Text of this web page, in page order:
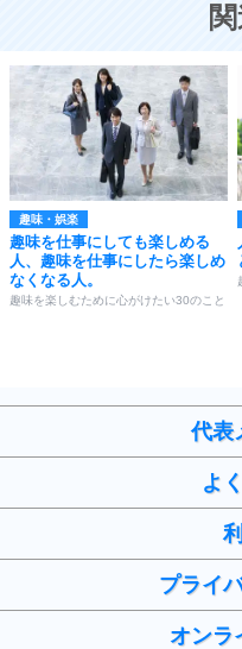
趣味・娯楽
趣味を仕事にしても楽しめる
人、趣味を仕事にしたら楽しめ
なくなる人。
趣味を楽しむために心がけたい30のこと
代表
よ
プライ
オンラ